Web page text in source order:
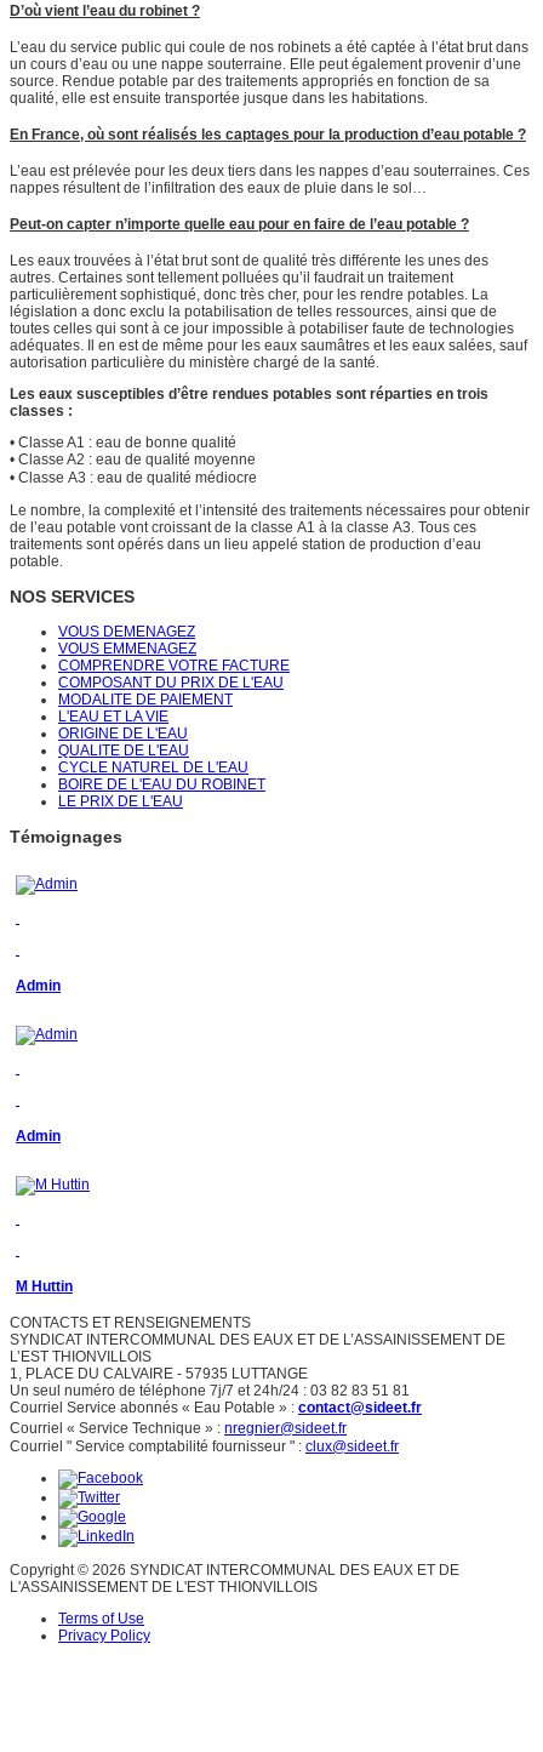
D’où vient l’eau du robinet ?
L’eau du service public qui coule de nos robinets a été captée à l’état brut dans
un cours d’eau ou une nappe souterraine. Elle peut également provenir d’une
source. Rendue potable par des traitements appropriés en fonction de sa
qualité, elle est ensuite transportée jusque dans les habitations.
En France, où sont réalisés les captages pour la production d’eau potable ?
L’eau est prélevée pour les deux tiers dans les nappes d’eau souterraines. Ces
nappes résultent de l’infiltration des eaux de pluie dans le sol…
Peut-on capter n’importe quelle eau pour en faire de l’eau potable ?
Les eaux trouvées à l’état brut sont de qualité très différente les unes des
autres. Certaines sont tellement polluées qu’il faudrait un traitement
particulièrement sophistiqué, donc très cher, pour les rendre potables. La
législation a donc exclu la potabilisation de telles ressources, ainsi que de
toutes celles qui sont à ce jour impossible à potabiliser faute de technologies
adéquates. Il en est de même pour les eaux saumâtres et les eaux salées, sauf
autorisation particulière du ministère chargé de la santé.
Les eaux susceptibles d’être rendues potables sont réparties en trois
classes :
• Classe A1 : eau de bonne qualité
• Classe A2 : eau de qualité moyenne
• Classe A3 : eau de qualité médiocre
Le nombre, la complexité et l’intensité des traitements nécessaires pour obtenir
de l’eau potable vont croissant de la classe A1 à la classe A3. Tous ces
traitements sont opérés dans un lieu appelé station de production d’eau
potable.
NOS SERVICES
VOUS DEMENAGEZ
VOUS EMMENAGEZ
COMPRENDRE VOTRE FACTURE
COMPOSANT DU PRIX DE L'EAU
MODALITE DE PAIEMENT
L'EAU ET LA VIE
ORIGINE DE L'EAU
QUALITE DE L'EAU
CYCLE NATUREL DE L'EAU
BOIRE DE L'EAU DU ROBINET
LE PRIX DE L'EAU
Témoignages
Admin
Admin
M Huttin
CONTACTS ET RENSEIGNEMENTS
SYNDICAT INTERCOMMUNAL DES EAUX ET DE L’ASSAINISSEMENT DE
L’EST THIONVILLOIS
1, PLACE DU CALVAIRE - 57935 LUTTANGE
Un seul numéro de téléphone 7j/7 et 24h/24 : 03 82 83 51 81
Courriel Service abonnés « Eau Potable » : contact@sideet.fr
Courriel « Service Technique » : nregnier@sideet.fr
Courriel " Service comptabilité fournisseur " : clux@sideet.fr
Copyright © 2026 SYNDICAT INTERCOMMUNAL DES EAUX ET DE
L'ASSAINISSEMENT DE L'EST THIONVILLOIS
Terms of Use
Privacy Policy